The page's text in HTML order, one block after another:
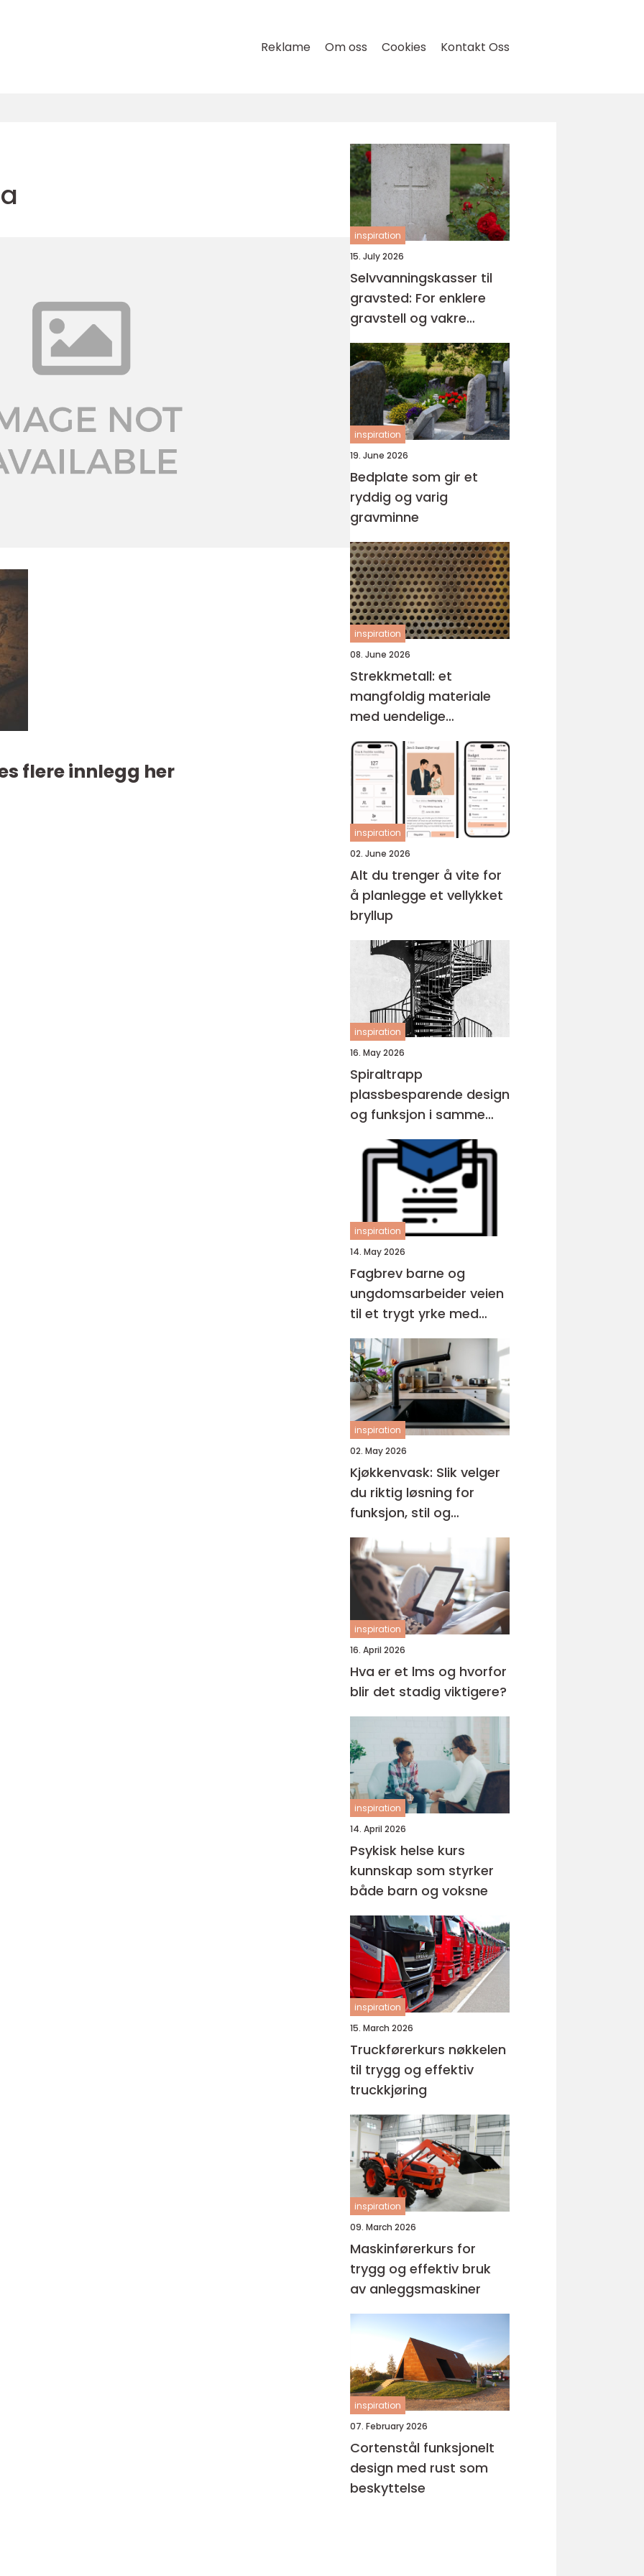
Reklame Om oss Cookies Kontakt Oss
flere innlegg her
inspiration
15. July 2026
Selvvanningskasser til
gravsted: For enklere
gravstell og vakre
minnesteder
inspiration
19. June 2026
Bedplate som gir et
ryddig og varig
gravminne
inspiration
08. June 2026
Strekkmetall: et
mangfoldig materiale
med uendelige
muligheter
inspiration
02. June 2026
Alt du trenger å vite for
å planlegge et vellykket
bryllup
inspiration
16. May 2026
Spiraltrapp
plassbesparende design
og funksjon i samme
løsning
inspiration
14. May 2026
Fagbrev barne og
ungdomsarbeider veien
til et trygt yrke med
mening
inspiration
02. May 2026
Kjøkkenvask: Slik velger
du riktig løsning for
funksjon, stil og
holdbarhet
inspiration
16. April 2026
Hva er et lms og hvorfor
blir det stadig viktigere?
inspiration
14. April 2026
Psykisk helse kurs
kunnskap som styrker
både barn og voksne
inspiration
15. March 2026
Truckførerkurs nøkkelen
til trygg og effektiv
truckkjøring
inspiration
09. March 2026
Maskinførerkurs for
trygg og effektiv bruk
av anleggsmaskiner
inspiration
07. February 2026
Cortenstål funksjonelt
design med rust som
beskyttelse